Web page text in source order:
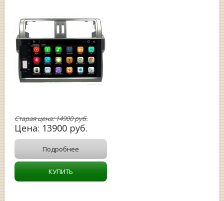
Старая цена:14900руб.
Цена: 13900 руб.
Подробнее
КУПИТЬ